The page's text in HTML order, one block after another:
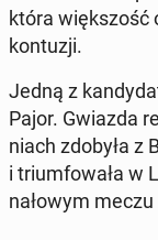
która więk­szość
kon­tuzji.
Jedną z
Pajor. Gwiazda
ni­ach zdobyła z
i tri­um­fowała w
nałowym